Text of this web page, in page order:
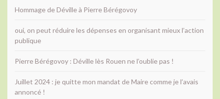
Hommage de Déville à Pierre Bérégovoy
oui, on peut réduire les dépenses en organisant mieux l’action
publique
Pierre Bérégovoy : Déville lès Rouen ne l’oublie pas !
Juillet 2024 : je quitte mon mandat de Maire comme je l’avais
annoncé !